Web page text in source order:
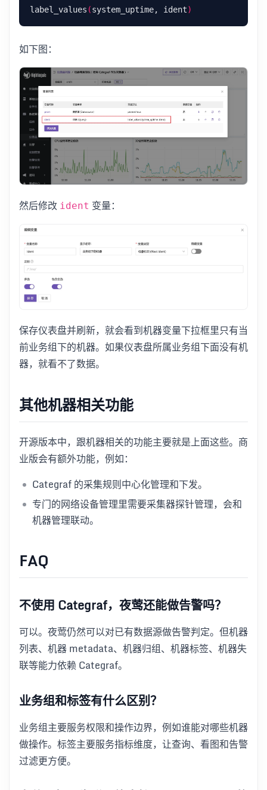
label_values (system_uptime, ident)
如下图：
然后修改 ident 变量：
保存仪表盘并刷新，就会看到机器变量下拉框里只有当
前业务组下的机器。如果仪表盘所属业务组下面没有机
器，就看不了数据。
其他机器相关功能
开源版本中，跟机器相关的功能主要就是上面这些。商
业版会有额外功能，例如：
Categraf 的采集规则中心化管理和下发。
专门的网络设备管理里需要采集器探针管理，会和
机器管理联动。
FAQ
不使用 Categraf，夜莺还能做告警吗？
可以。夜莺仍然可以对已有数据源做告警判定。但机器
列表、机器 metadata、机器归组、机器标签、机器失
联等能力依赖 Categraf。
业务组和标签有什么区别？
业务组主要服务权限和操作边界，例如谁能对哪些机器
做操作。标签主要服务指标维度，让查询、看图和告警
过滤更方便。